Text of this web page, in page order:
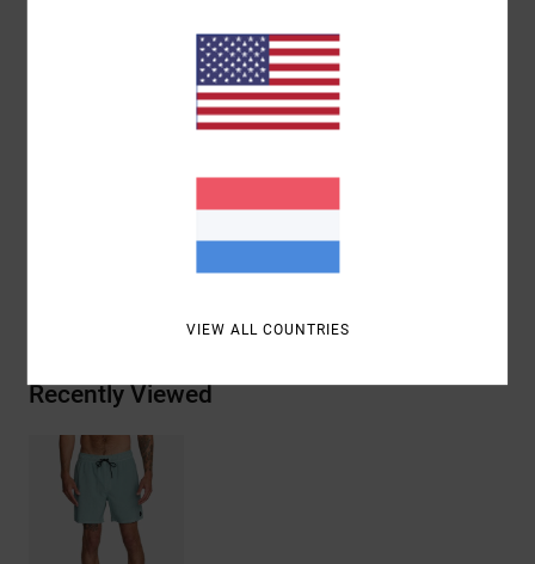
opgestikte achterzak
Zakken in de zijnaad
RVCA-label op de achterzak
Recently Viewed
VIEW ALL COUNTRIES